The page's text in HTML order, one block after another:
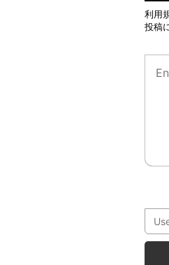
利用
投稿